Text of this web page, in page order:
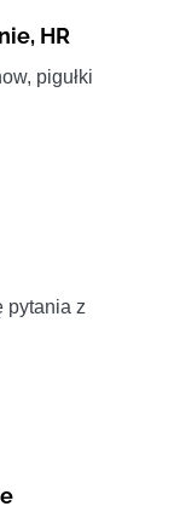
, HR
pigułki
pytania z